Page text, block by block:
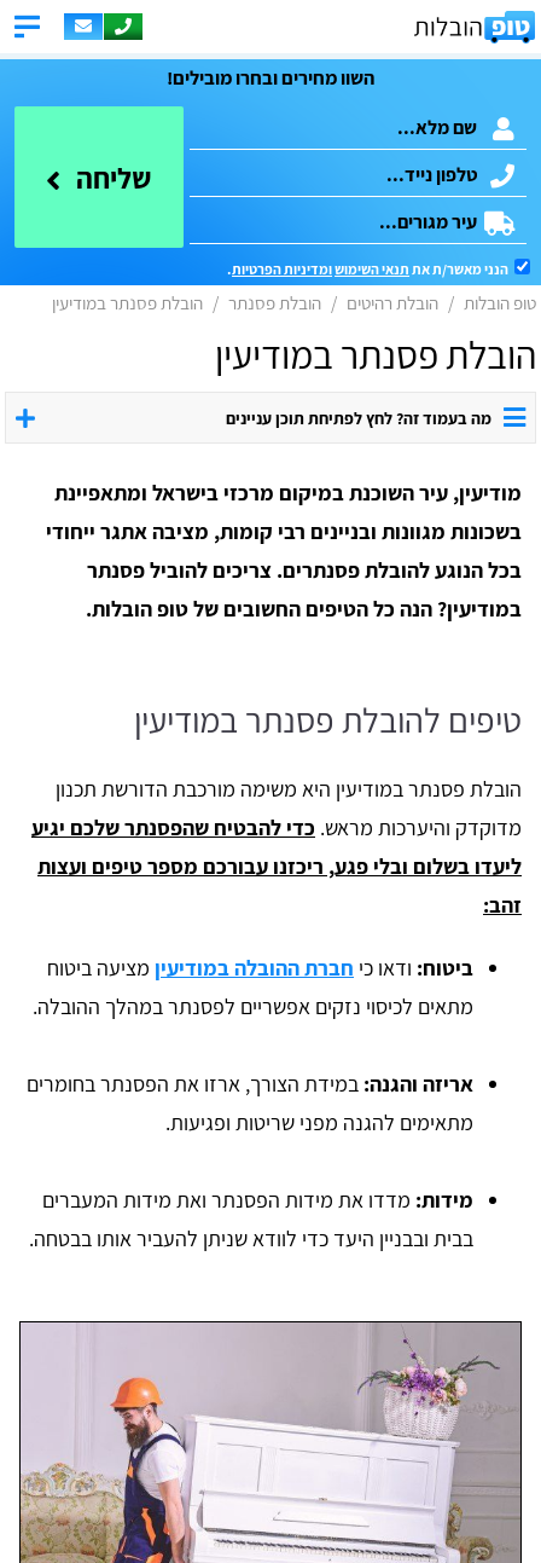
השוו מחירים ובחרו מובילים!
שליחה
הנני מאשר/ת את תנאי השימושומדיניות הפרטיות.
טופ הובלות הובלת רהיטים הובלת פסנתר הובלת פסנתר במודיעין
הובלת פסנתר במודיעין
מה בעמוד זה? לחץ לפתיחת תוכן עניינים
מודיעין, עיר השוכנת במיקום מרכזי בישראל ומתאפיינת
בשכונות מגוונות ובניינים רבי קומות, מציבה אתגר ייחודי
בכל הנוגע להובלת פסנתרים. צריכים להוביל פסנתר
במודיעין? הנה כל הטיפים החשובים של טופ הובלות.
טיפים להובלת פסנתר במודיעין
הובלת פסנתר במודיעין היא משימה מורכבת הדורשת תכנון
מדוקדק והיערכות מראש. כדי להבטיח שהפסנתר שלכם יגיע
ליעדו בשלום ובלי פגע, ריכזנו עבורכם מספר טיפים ועצות
זהב:
ביטוח: ודאו כי חברת ההובלה במודיעין מציעה ביטוח
מתאים לכיסוי נזקים אפשריים לפסנתר במהלך ההובלה.
אריזה והגנה: במידת הצורך, ארזו את הפסנתר בחומרים
מתאימים להגנה מפני שריטות ופגיעות.
מידות: מדדו את מידות הפסנתר ואת מידות המעברים
בבית ובבניין היעד כדי לוודא שניתן להעביר אותו בבטחה.